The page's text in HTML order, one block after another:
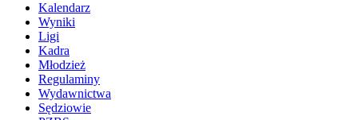
Kalendarz
Wyniki
Ligi
Kadra
Młodzież
Regulaminy
Wydawnictwa
Sędziowie